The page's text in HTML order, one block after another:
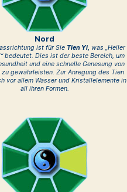
Nord
ist für Sie Tien Yi, was „Heiler
bedeutet. Dies ist der beste Bereich, um
und eine schnelle Genesung von
zu gewährleisten. Zur Anregung des Tien
vor allem Wasser und Kristallelemente in
all ihren Formen.